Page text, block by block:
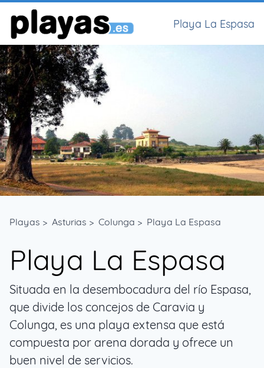
Playa La Espasa
Playas > Asturias > Colunga > Playa La Espasa
Playa La Espasa
Situada en la desembocadura del río Espasa,
que divide los concejos de Caravia y
Colunga, es una playa extensa que está
compuesta por arena dorada y ofrece un
buen nivel de servicios.